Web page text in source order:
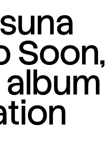
Soon,
album